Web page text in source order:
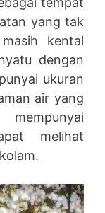
yang tak
kental
dengan
ukuran
air yang
melihat